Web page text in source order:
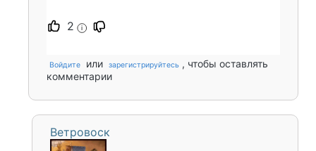
2 i
Войдите или зарегистрируйтесь , чтобы оставлять
комментарии
Ветровоск